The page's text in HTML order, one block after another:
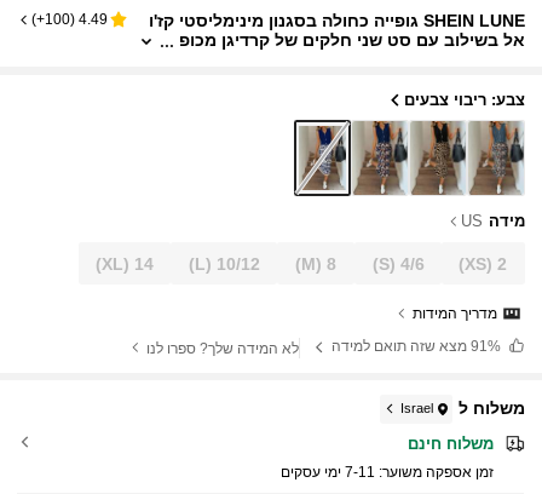
SHEIN LUNE גופייה כחולה בסגנון מינימליסטי קז'ו
אל בשילוב עם סט שני חלקים של קרדיגן מכופ
4.49
(
100+
)
צבע: ריבוי צבעים
מידה US
2
(XS)
4/6
(S)
8
(M)
10/12
(L)
14
(XL)
מדריך המידות
מצא שזה תואם למידה לא המידה שלך? ספרו לנו
משלוח ל Israel
משלוח חינם
זמן אספקה ​​משוער: 7-11 ימי עסקים